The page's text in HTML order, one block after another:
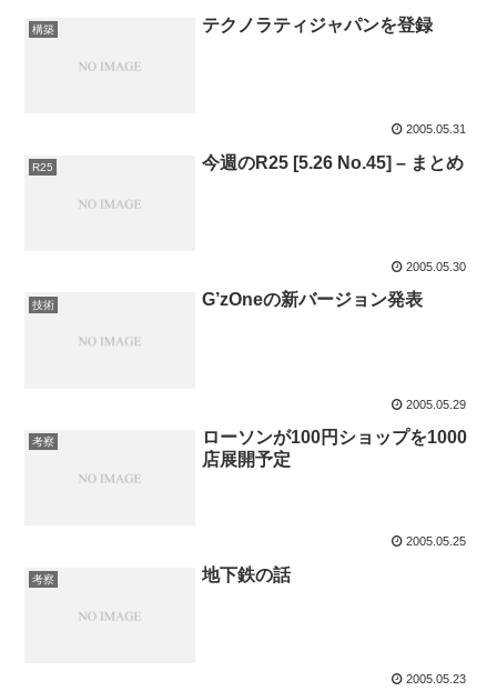
構築 テクノラティジャパンを登録
2005.05.31
R25 今週のR25 [5.26 No.45] – まとめ
2005.05.30
技術 G’zOneの新バージョン発表
2005.05.29
考察
ローソンが100円ショップを1000
店展開予定
2005.05.25
考察 地下鉄の話
2005.05.23